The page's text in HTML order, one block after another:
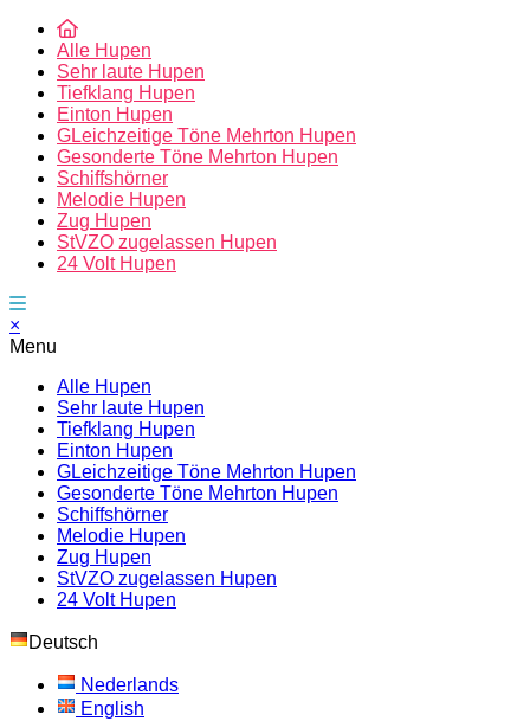
Alle Hupen
Sehr laute Hupen
Tiefklang Hupen
Einton Hupen
GLeichzeitige Töne Mehrton Hupen
Gesonderte Töne Mehrton Hupen
Schiffshörner
Melodie Hupen
Zug Hupen
StVZO zugelassen Hupen
24 Volt Hupen
×
Menu
Alle Hupen
Sehr laute Hupen
Tiefklang Hupen
Einton Hupen
GLeichzeitige Töne Mehrton Hupen
Gesonderte Töne Mehrton Hupen
Schiffshörner
Melodie Hupen
Zug Hupen
StVZO zugelassen Hupen
24 Volt Hupen
Deutsch
Nederlands
English